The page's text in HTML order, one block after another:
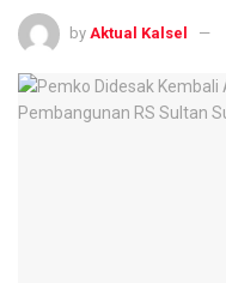
by Aktual Kalsel